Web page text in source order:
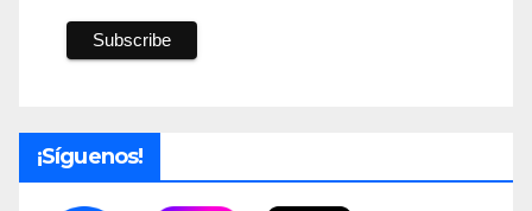
¡Síguenos!